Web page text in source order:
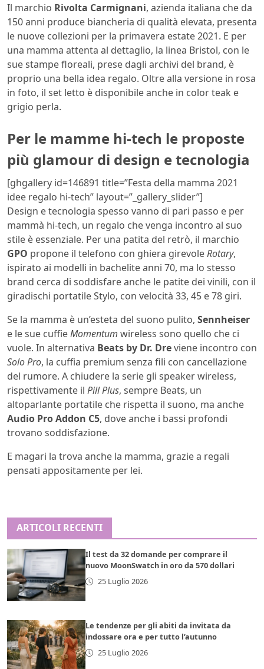
Il marchio Rivolta Carmignani, azienda italiana che da
150 anni produce biancheria di qualità elevata, presenta
le nuove collezioni per la primavera estate 2021. E per
una mamma attenta al dettaglio, la linea Bristol, con le
sue stampe floreali, prese dagli archivi del brand, è
proprio una bella idea regalo. Oltre alla versione in rosa
in foto, il set letto è disponibile anche in color teak e
grigio perla.
Per le mamme hi-tech le proposte
più glamour di design e tecnologia
[ghgallery id=146891 title=”Festa della mamma 2021
idee regalo hi-tech” layout=”_gallery_slider”]
Design e tecnologia spesso vanno di pari passo e per
mammà hi-tech, un regalo che venga incontro al suo
stile è essenziale. Per una patita del retrò, il marchio
GPO propone il telefono con ghiera girevoleRotary,
ispirato ai modelli in bachelite anni 70, ma lo stesso
brand cerca di soddisfare anche le patite dei vinili, con il
giradischi portatile Stylo, con velocità 33, 45 e 78 giri.
Se la mamma è un’esteta del suono pulito, Sennheiser
e le sue cuffieMomentum wireless sono quello che ci
vuole. In alternativa Beats by Dr. Dreviene incontro con
Solo Pro, la cuffia premium senza fili con cancellazione
del rumore. A chiudere la serie gli speaker wireless,
rispettivamente il Pill Plus, sempre Beats, un
altoparlante portatile che rispetta il suono, ma anche
Audio Pro Addon C5, dove anche i bassi profondi
trovano soddisfazione.
E magari la trova anche la mamma, grazie a regali
pensati appositamente per lei.
ARTICOLI RECENTI
Il test da 32 domande per comprare il
nuovo MoonSwatch in oro da 570 dollari
25 Luglio 2026
Le tendenze per gli abiti da invitata da
indossare ora e per tutto l’autunno
25 Luglio 2026